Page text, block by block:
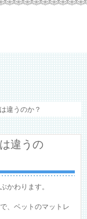
違うのか？
違うの
かわります。
、ベットのマットレ